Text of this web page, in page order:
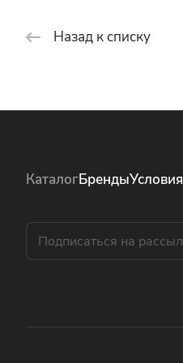
Назад к списку
КаталогБренды